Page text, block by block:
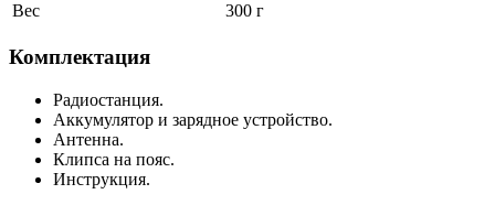
Вес
300 г
Комплектация
Радиостанция.
Аккумулятор и зарядное устройство.
Антенна.
Клипса на пояс.
Инструкция.